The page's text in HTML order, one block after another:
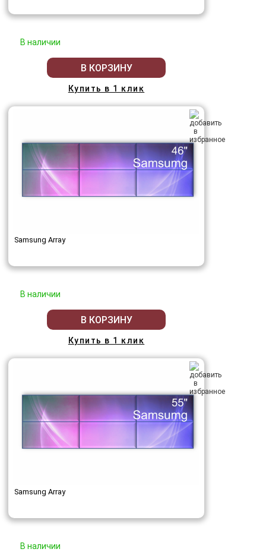
В наличии
В КОРЗИНУ
Купить в 1 клик
Samsung Array
В наличии
В КОРЗИНУ
Купить в 1 клик
Samsung Array
В наличии